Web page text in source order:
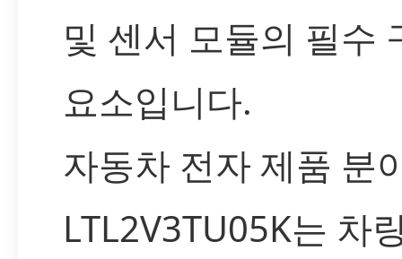
및 센서 모듈의 필수
요소입니다.
자동차 전자 제품 분
LTL2V3TU05K는 차